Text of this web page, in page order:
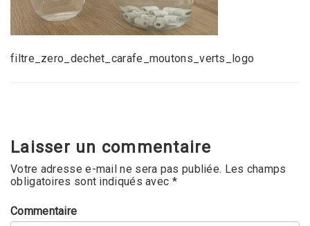
filtre_zero_dechet_carafe_moutons_verts_logo
Laisser un commentaire
Votre adresse e-mail ne sera pas publiée. Les champs
obligatoires sont indiqués avec *
Commentaire